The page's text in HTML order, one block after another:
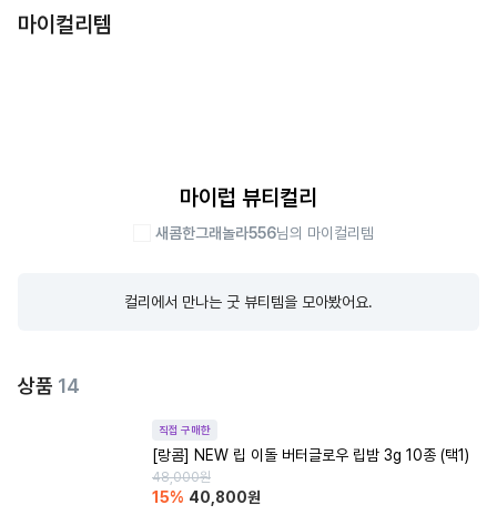
마이컬리템
마이럽 뷰티컬리
새콤한그래놀라556님의 마이컬리템
컬리에서 만나는 굿 뷰티템을 모아봤어요.
상품 14
직접 구매한
[랑콤] NEW 립 이돌 버터글로우 립밤 3g 10종 (택1)
48,000원
15% 40,800원